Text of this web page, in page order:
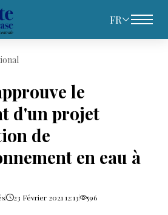
FR
le
d'un projet
de
en eau à
23 Février 2021 12:13 596